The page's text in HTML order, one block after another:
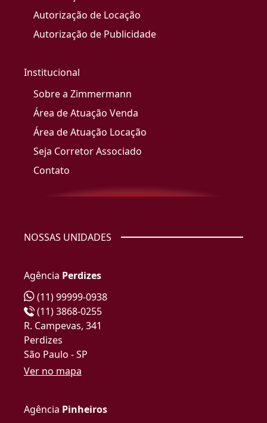
Autorização de Locação
Autorização de Publicidade
Institucional
Sobre a Zimmermann
Área de Atuação Venda
Área de Atuação Locação
Seja Corretor Associado
Contato
NOSSAS UNIDADES
Agência Perdizes
(11) 99999-0938
(11) 3868-0255
R. Campevas, 341
Perdizes
São Paulo - SP
Ver no mapa
Agência Pinheiros